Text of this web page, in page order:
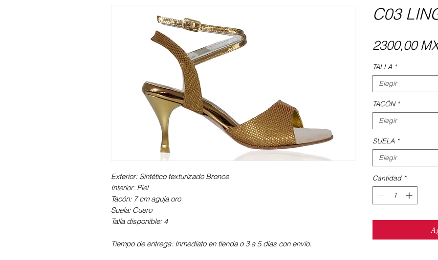
Exterior: Sintético texturizado Bronce
Interior: Piel
Tacón: 7 cm aguja oro
Suela: Cuero
Talla disponible: 4
Tiempo de entrega: Inmediato en tienda o 3 a 5 días con envío.
C03
2300,00
TALLA *
Elegir
TACÓN *
Elegir
SUELA *
Elegir
Cantidad *